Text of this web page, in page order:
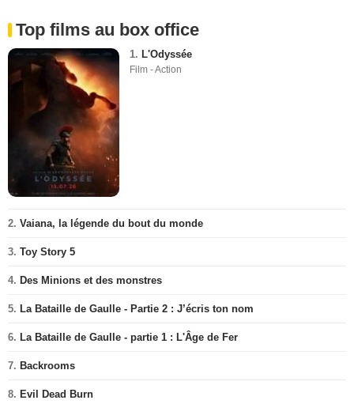
Top films au box office
1. L'Odyssée
Film - Action
2. Vaiana, la légende du bout du monde
3. Toy Story 5
4. Des Minions et des monstres
5. La Bataille de Gaulle - Partie 2 : J’écris ton nom
6. La Bataille de Gaulle - partie 1 : L'Âge de Fer
7. Backrooms
8. Evil Dead Burn